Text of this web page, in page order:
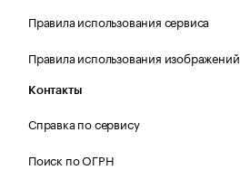
Правила использования сервиса
Правила использования изображений
Контакты
Справка по сервису
Поиск по ОГРН